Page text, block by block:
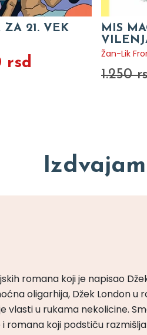
ZA 21. VEK
rsd
MIS
Žan-Lik
1.250
romana koji je napisao
oligarhija, Džek London
vlasti u rukama nekolicine.
romana koji podstiču